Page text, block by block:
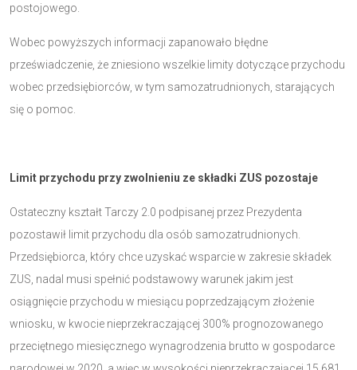
postojowego.
Wobec powyższych informacji zapanowało błędne
przeświadczenie, że zniesiono wszelkie limity dotyczące przychodu
wobec przedsiębiorców, w tym samozatrudnionych, starających
się o pomoc.
Limit przychodu przy zwolnieniu ze składki ZUS pozostaje
Ostateczny kształt Tarczy 2.0 podpisanej przez Prezydenta
pozostawił limit przychodu dla osób samozatrudnionych.
Przedsiębiorca, który chce uzyskać wsparcie w zakresie składek
ZUS, nadal musi spełnić podstawowy warunek jakim jest
osiągnięcie przychodu w miesiącu poprzedzającym złożenie
wniosku, w kwocie nieprzekraczającej 300% prognozowanego
przeciętnego miesięcznego wynagrodzenia brutto w gospodarce